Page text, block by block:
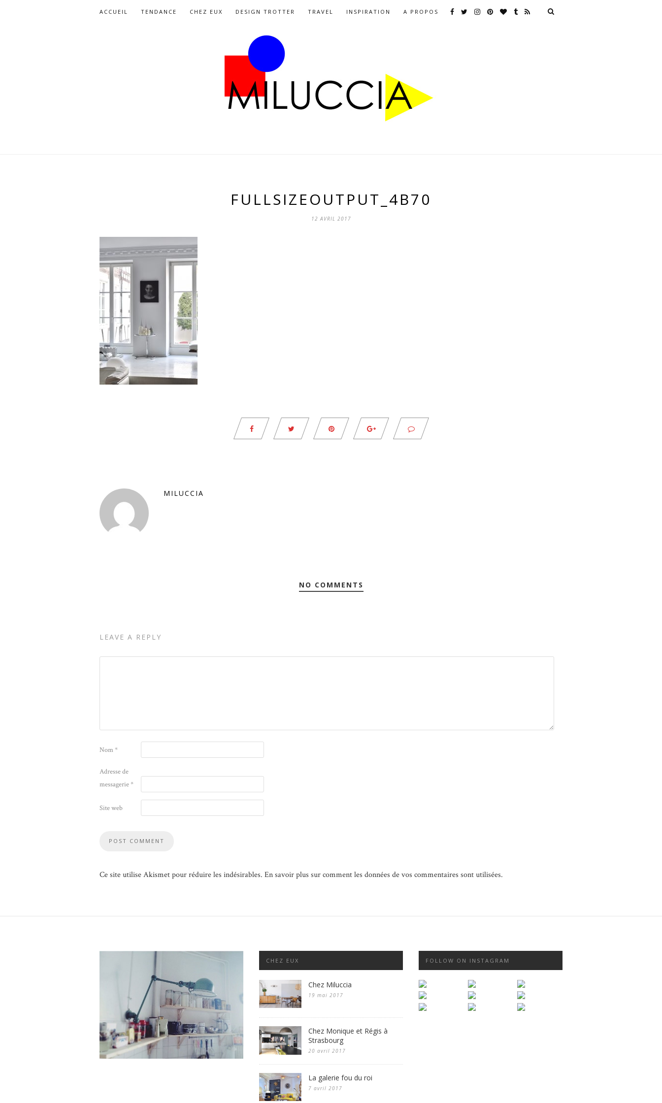
ACCUEIL TENDANCE CHEZ EUX DESIGN TROTTER TRAVEL INSPIRATION A PROPOS
FULLSIZEOUTPUT_4B70
12 AVRIL 2017
MILUCCIA
NO COMMENTS
LEAVE A REPLY
Nom*
Adresse de
messagerie*
Site web
Ce site utilise Akismet pour réduire les indésirables. En savoir plus sur comment les données de vos commentaires sont utilisées.
CHEZ EUX
Chez Miluccia
19 mai 2017
Chez Monique et Régis à
Strasbourg
20 avril 2017
La galerie fou du roi
7 avril 2017
FOLLOW ON INSTAGRAM